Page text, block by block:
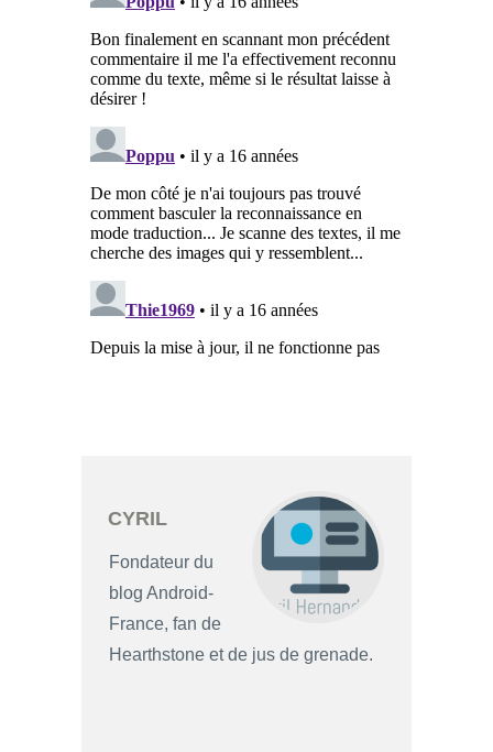
CYRIL
Fondateur du
blog Android-
France, fan de
Hearthstone et de jus de grenade.